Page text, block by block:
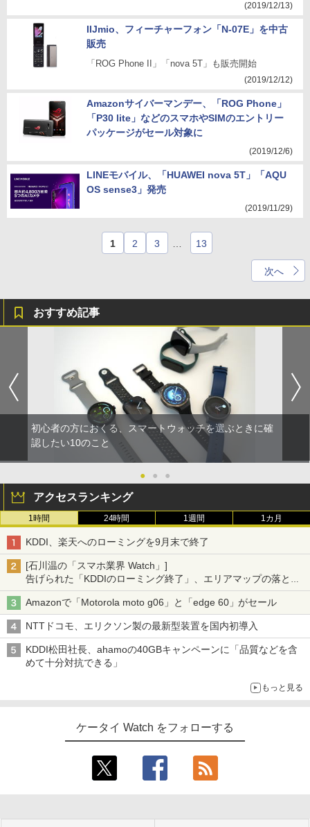
(2019/12/13)
IIJmio、フィーチャーフォン「N-07E」を中古
販売
「ROG Phone II」「nova 5T」も販売開始
(2019/12/12)
Amazonサイバーマンデー、「ROG Phone」
「P30 lite」などのスマホやSIMのエントリー
パッケージがセール対象に
(2019/12/6)
LINEモバイル、「HUAWEI nova 5T」「AQU
OS sense3」発売
(2019/11/29)
1 2 3 13
次へ
おすすめ記事
初心者の方におくる、スマートウォッチを選ぶときに確
認したい10のこと
● ● ●
アクセスランキング
1時間 24時間 1週間 1カ月
KDDI、楽天へのローミングを9月末で終了
[石川温の「スマホ業界 Watch」]
告げられた「KDDIのローミング終了」、エリアマップの落とし
穴と楽天モバイルの課題
Amazonで「Motorola moto g06」と「edge 60」がセール
NTTドコモ、エリクソン製の最新型装置を国内初導入
KDDI松田社長、ahamoの40GBキャンペーンに「品質などを含
めて十分対抗できる」
もっと見る
ケータイ Watch をフォローする